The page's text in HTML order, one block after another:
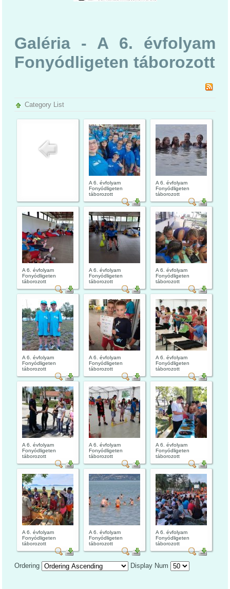
Galéria - A 6. évfolyam
Fonyódligeten táborozott
Category List
A 6. évfolyam
Fonyódligeten
táborozott
A 6. évfolyam
Fonyódligeten
táborozott
A 6. évfolyam
Fonyódligeten
táborozott
A 6. évfolyam
Fonyódligeten
táborozott
A 6. évfolyam
Fonyódligeten
táborozott
A 6. évfolyam
Fonyódligeten
táborozott
A 6. évfolyam
Fonyódligeten
táborozott
A 6. évfolyam
Fonyódligeten
táborozott
A 6. évfolyam
Fonyódligeten
táborozott
A 6. évfolyam
Fonyódligeten
táborozott
A 6. évfolyam
Fonyódligeten
táborozott
A 6. évfolyam
Fonyódligeten
táborozott
A 6. évfolyam
Fonyódligeten
táborozott
A 6. évfolyam
Fonyódligeten
táborozott
Ordering Display Num